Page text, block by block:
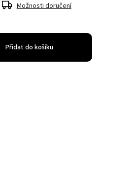
Možnosti doručení
Přidat do košíku